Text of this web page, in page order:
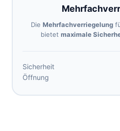
Die Mehrfachverriegelung
bietet maximale
Sicherheit
Öffnung